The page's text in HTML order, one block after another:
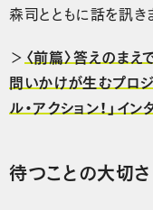
森司とともに話を訊き
＞ 〈前篇〉答えのま
問いかけが生むプロ
ル・アクション！」イン
待つことの大切さ